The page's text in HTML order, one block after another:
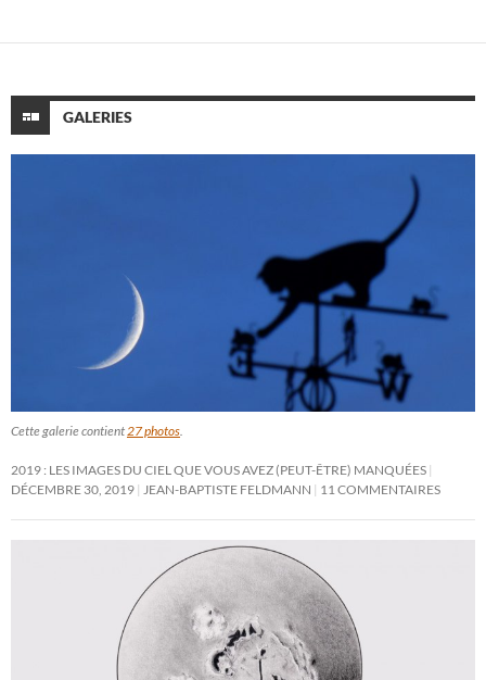
GALERIES
Cette galerie contient27 photos.
2019 : LES IMAGES DU CIEL QUE VOUS AVEZ (PEUT-ÊTRE) MANQUÉES
DÉCEMBRE 30, 2019 JEAN-BAPTISTE FELDMANN 11 COMMENTAIRES